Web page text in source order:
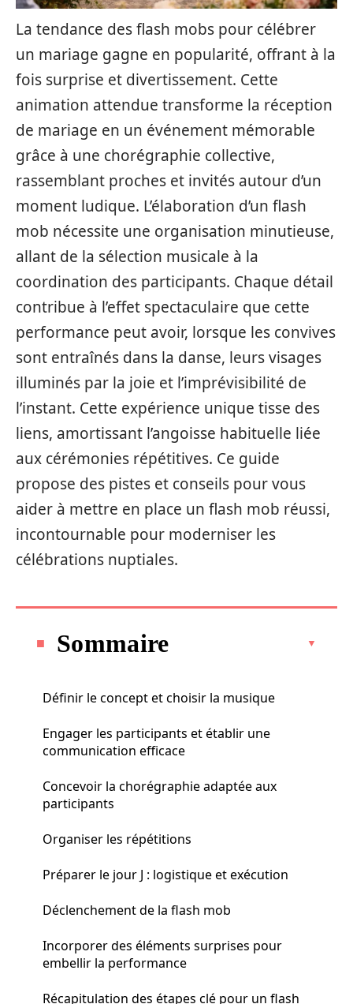
La tendance des flash mobs pour célébrer
un mariage gagne en popularité, offrant à la
fois surprise et divertissement. Cette
animation attendue transforme la réception
de mariage en un événement mémorable
grâce à une chorégraphie collective,
rassemblant proches et invités autour d’un
moment ludique. L’élaboration d’un flash
mob nécessite une organisation minutieuse,
allant de la sélection musicale à la
coordination des participants. Chaque détail
contribue à l’effet spectaculaire que cette
performance peut avoir, lorsque les convives
sont entraînés dans la danse, leurs visages
illuminés par la joie et l’imprévisibilité de
l’instant. Cette expérience unique tisse des
liens, amortissant l’angoisse habituelle liée
aux cérémonies répétitives. Ce guide
propose des pistes et conseils pour vous
aider à mettre en place un flash mob réussi,
incontournable pour moderniser les
célébrations nuptiales.
Sommaire
Définir le concept et choisir la musique
Engager les participants et établir une
communication efficace
Concevoir la chorégraphie adaptée aux
participants
Organiser les répétitions
Préparer le jour J : logistique et exécution
Déclenchement de la flash mob
Incorporer des éléments surprises pour
embellir la performance
Récapitulation des étapes clé pour un flash